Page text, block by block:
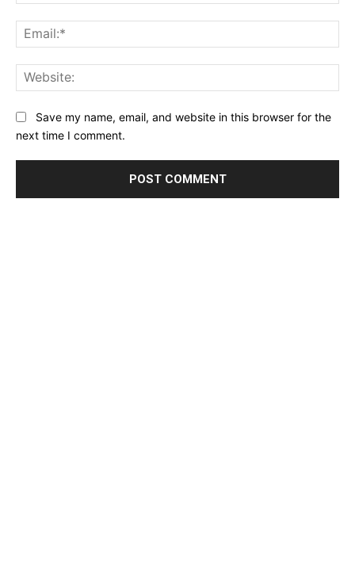
Save my name, email, and website in this browser for the
next time I comment.